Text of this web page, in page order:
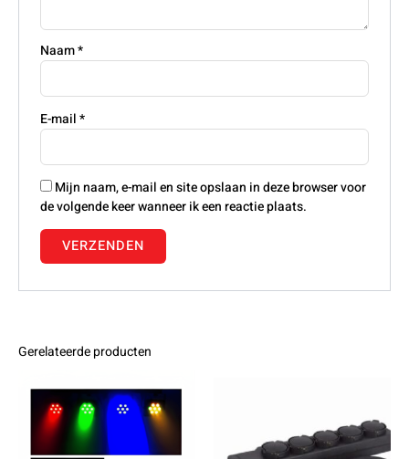
Naam*
E-mail*
Mijn naam, e-mail en site opslaan in deze browser voor
de volgende keer wanneer ik een reactie plaats.
Gerelateerde producten